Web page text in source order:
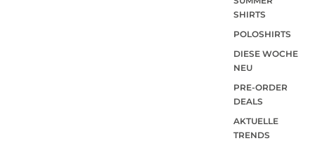
SHIRTS
POLOSHIRTS
DIESE WOCHE
NEU
PRE-ORDER
DEALS
AKTUELLE
TRENDS